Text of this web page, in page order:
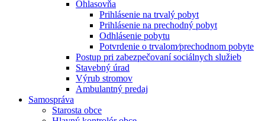
Ohlasovňa
Prihlásenie na trvalý pobyt
Prihlásenie na prechodný pobyt
Odhlásenie pobytu
Potvrdenie o trvalom⁄prechodnom pobyte
Postup pri zabezpečovaní sociálnych služieb
Stavebný úrad
Výrub stromov
Ambulantný predaj
Samospráva
Starosta obce